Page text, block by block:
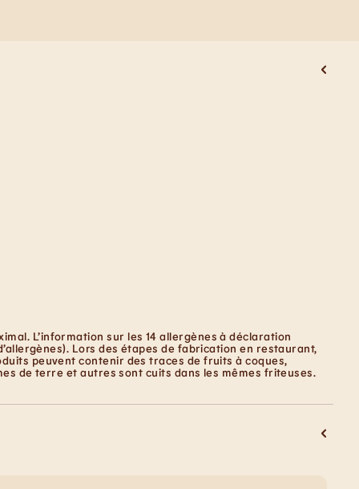
L’information sur les 14 allergènes à déclaration
Lors des étapes de fabrication en restaurant,
peuvent contenir des traces de fruits à coques,
de terre et autres sont cuits dans les mêmes friteuses.